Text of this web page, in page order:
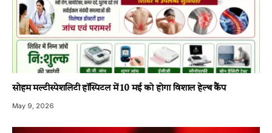
सोहम मल्टीस्पेशलिटी हॉस्पिटल में 10 मई को होगा विशाल हेल्थ कैंप
May 9, 2026